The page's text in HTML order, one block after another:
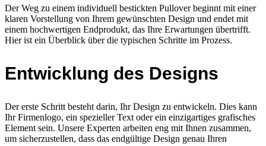
Der Weg zu einem individuell bestickten Pullover beginnt mit einer
klaren Vorstellung von Ihrem gewünschten Design und endet mit
einem hochwertigen Endprodukt, das Ihre Erwartungen übertrifft.
Hier ist ein Überblick über die typischen Schritte im Prozess.
Entwicklung des Designs
Der erste Schritt besteht darin, Ihr Design zu entwickeln. Dies kann
Ihr Firmenlogo, ein spezieller Text oder ein einzigartiges grafisches
Element sein. Unsere Experten arbeiten eng mit Ihnen zusammen,
um sicherzustellen, dass das endgültige Design genau Ihren